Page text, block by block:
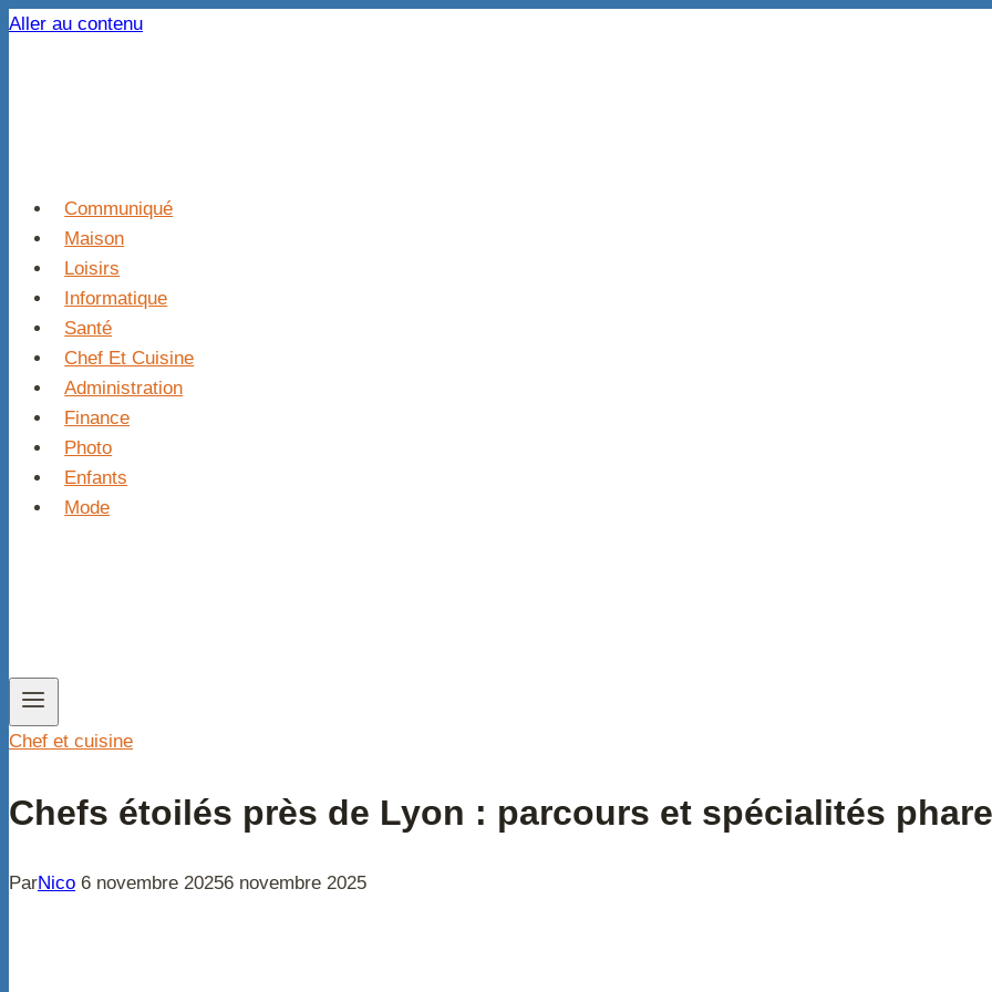
Aller au contenu
Communiqué
Maison
Loisirs
Informatique
Santé
Chef Et Cuisine
Administration
Finance
Photo
Enfants
Mode
Chef et cuisine
Chefs étoilés près de Lyon : parcours et spécialités
ParNico 6 novembre 20256 novembre 2025